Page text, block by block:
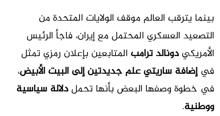
بينما يترقب العالم موقف الولايات المتحدة من
التصعيد العسكري المحتمل مع إيران، فاجأ الرئيس
الأمريكيدونالد ترامب المتابعين بإعلان رمزي تمثل
فيإضافة ساريتي علم جديدتين إلى البيت الأبيض،
في خطوة وصفها البعض بأنها تحملدلالة سياسية
ووطنية.